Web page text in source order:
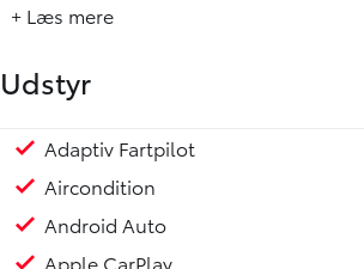
✅ LED forlygter med automatisk op-/
✅ Bakkamera
✅ Adaptiv Fartpilot
✅ Delkunstlæderindtræk
✅ El-bagklap
✅ El indst. forsæder
+ Læs mere
Udstyr
Adaptiv Fartpilot
Aircondition
Android Auto
Apple CarPlay
El-spejle med varme
Fjernbetjent centrallås
Fortsat Fuld Fabriksgaranti &
Klimaanlæg 2-zoner
Kørecomputer
Multifunktionsrat
Nøglefri Start & Stop
Parkeringssensor for/bag
Ratgearskifte
Regnsensor
Servo
Smart Entry & Start-system
Sædevarme for/bag
Touch skærm
Trådløs mobiloplader
Udvendig temperaturmåler
18" Alufælge
Fuld LED forlygter
Indfarvede kofangere
LED baglygter
Metallak
Mørktonede ruder bag
Armlæn
Bagagerumsdækken
Justerbart rat
Delkunstlæderindtræk
Splitbagsæde
ABS
Airbag
Automatisk nødbremsesystem
Dæktrykssensor
ESP
Lyssensor
Selealarm
Skiltegenkendelse